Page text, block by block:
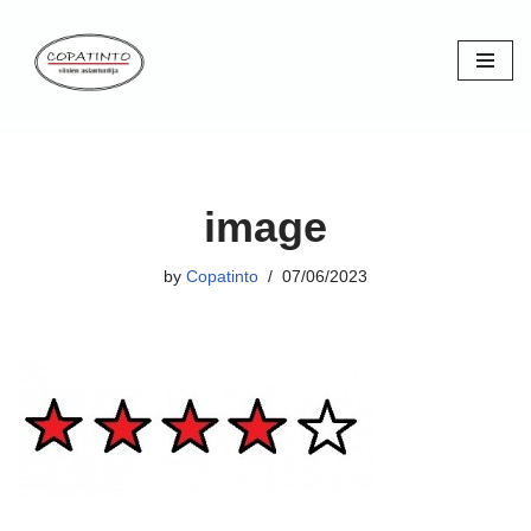
Skip
image
by Copatinto 07/06/2023